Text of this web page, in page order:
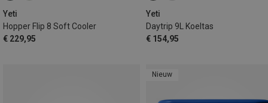
Yeti
Hopper Flip 8 Soft Cooler
€ 229,95
Yeti
Daytrip 9L Koeltas
€ 154,95
Nieuw